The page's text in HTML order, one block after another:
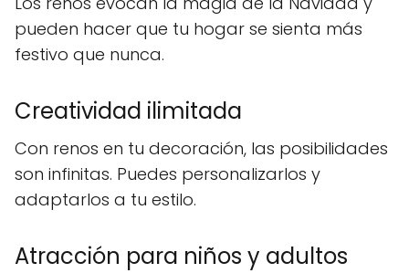
pueden hacer que tu hogar se sienta más
festivo que nunca.
Creatividad ilimitada
Con renos en tu decoración, las posibilidades
son infinitas. Puedes personalizarlos y
adaptarlos a tu estilo.
Atracción para niños y adultos